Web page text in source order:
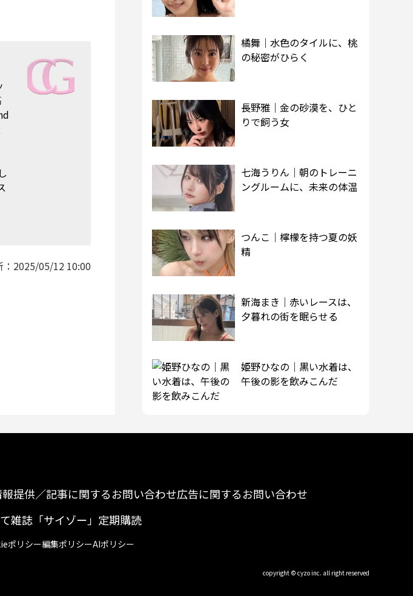
2025/05/12 10:00
橘舞｜水色のタイルに、桃
の秘密がひらく
長野雅｜金の砂漠を、ひと
りで飼う女
七海うりん｜朝のトレーニ
ングルームに、未来の体温
つんこ｜檸檬を持つ夏の妖
精
新海まき｜赤いレースは、
夕暮れの街を眠らせる
姫野ひなの｜黒い水着は、
午後の影を飲みこんだ
提供／記事に関するお問い合わせ広告に関するお問い合わせ
雑誌「サイゾー」定期購読
ポリシー編集ポリシーAIポリシー
copyright © cyzo inc. all right reserved